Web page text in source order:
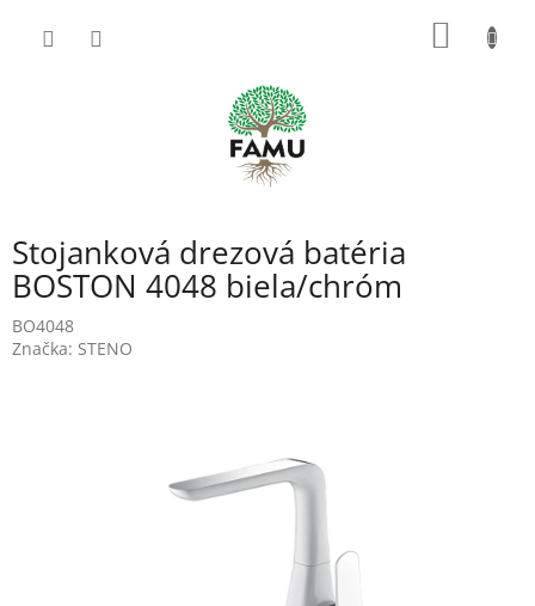
Stojanková drezová batéria
BOSTON 4048 biela/chróm
BO4048
Značka: STENO